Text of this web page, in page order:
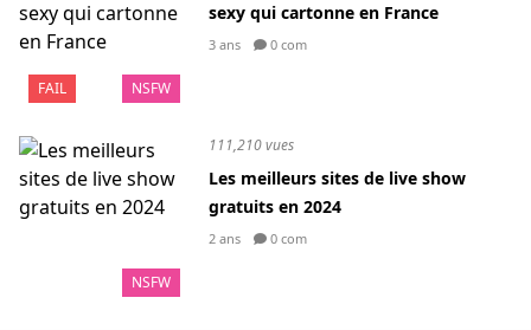
FAIL NSFW
sexy qui cartonne en France
3 ans 0 com
NSFW
111,210 vues
Les meilleurs sites de live show
gratuits en 2024
2 ans 0 com